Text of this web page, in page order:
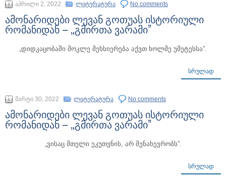
აპრილი 2, 2022 ლიტერატურა No comments
ამონარიდები ლევან გოთუას ისტორიული
რომანიდან – „გმირთა ვარამი”
„დიდკაცობაში მოკლე მეხსიერება აქვთ ხოლმე უმეტესსა”.
ᲡᲠᲣᲚᲐᲓ
მარტი 30, 2022 ლიტერატურა No comments
ამონარიდები ლევან გოთუას ისტორიული
რომანიდან – „გმირთა ვარამი”
„ვისაც მთელი ეკუთვნის, არ მენახევრობს”.
ᲡᲠᲣᲚᲐᲓ